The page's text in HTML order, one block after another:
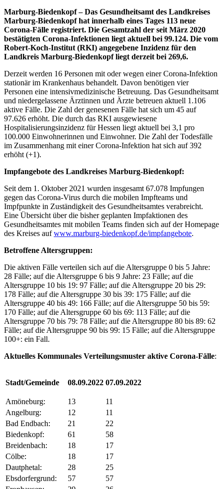
Marburg-Biedenkopf –Das Gesundheitsamt des Landkreises
Marburg-Biedenkopf hat innerhalb eines Tages 113 neue
Corona-Fälle registriert. Die Gesamtzahl der seit März 2020
bestätigten Corona-Infektionen liegt aktuell bei 99.124. Die vom
Robert-Koch-Institut (RKI) angegebene Inzidenz für den
Landkreis Marburg-Biedenkopf liegt derzeit bei 269,6.
Derzeit werden 16 Personen mit oder wegen einer Corona-Infektion
stationär im Krankenhaus behandelt. Davon benötigen vier
Personen eine intensivmedizinische Betreuung. Das Gesundheitsamt
und niedergelassene Ärztinnen und Ärzte betreuen aktuell 1.106
aktive Fälle. Die Zahl der genesenen Fälle hat sich um 45 auf
97.626 erhöht. Die durch das RKI ausgewiesene
Hospitalisierungsinzidenz für Hessen liegt aktuell bei 3,1 pro
100.000 Einwohnerinnen und Einwohner. Die Zahl der Todesfälle
im Zusammenhang mit einer Corona-Infektion hat sich auf 392
erhöht (+1).
Impfangebote des Landkreises Marburg-Biedenkopf:
Seit dem 1. Oktober 2021 wurden insgesamt 67.078 Impfungen
gegen das Corona-Virus durch die mobilen Impfteams und
Impfpunkte in Zuständigkeit des Gesundheitsamtes verabreicht.
Eine Übersicht über die bisher geplanten Impfaktionen des
Gesundheitsamtes mit mobilen Teams finden sich auf der Homepage
des Kreises aufwww.marburg-biedenkopf.de/impfangebote.
Betroffene Altersgruppen:
Die aktiven Fälle verteilen sich auf die Altersgruppe 0 bis 5 Jahre:
28 Fälle; auf die Altersgruppe 6 bis 9 Jahre: 23 Fälle; auf die
Altersgruppe 10 bis 19: 97 Fälle; auf die Altersgruppe 20 bis 29:
178 Fälle; auf die Altersgruppe 30 bis 39: 175 Fälle; auf die
Altersgruppe 40 bis 49: 166 Fälle; auf die Altersgruppe 50 bis 59:
170 Fälle; auf die Altersgruppe 60 bis 69: 113 Fälle; auf die
Altersgruppe 70 bis 79: 78 Fälle; auf die Altersgruppe 80 bis 89: 62
Fälle; auf die Altersgruppe 90 bis 99: 15 Fälle; auf die Altersgruppe
100+: ein Fall.
Aktuelles Kommunales Verteilungsmuster aktive Corona-Fälle:
Stadt/Gemeinde 08.09.2022 07.09.2022
Amöneburg: 13
11
Angelburg:
12
11
Bad Endbach:
21
22
Biedenkopf:
61
58
Breidenbach:
18
17
Cölbe:
18
17
Dautphetal:
28
25
Ebsdorfergrund:
57
57